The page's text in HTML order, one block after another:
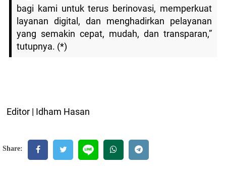
bagi kami untuk terus berinovasi, memperkuat
layanan digital, dan menghadirkan pelayanan
yang semakin cepat, mudah, dan transparan,”
tutupnya. (*)
Editor | Idham Hasan
Share: